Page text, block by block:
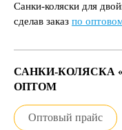
Санки-коляски для
сделав заказ по
САНКИ-КОЛЯСКА
ОПТОМ
Оптовый прайс